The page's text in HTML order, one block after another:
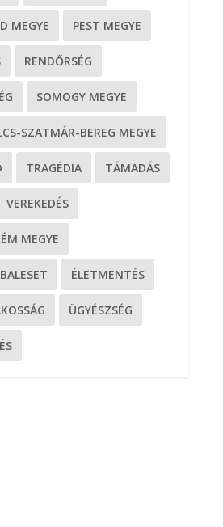
MEGYE PEST MEGYE
RENDŐRSÉG
SOMOGY MEGYE
SZATMÁR-BEREG MEGYE
TRAGÉDIA TÁMADÁS
VEREKEDÉS
MEGYE
ÉLETMENTÉS
ÜGYÉSZSÉG